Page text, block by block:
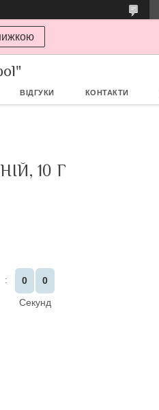
ВІДГУКИ КОНТАКТИ
10 Г
0
0
Секунд